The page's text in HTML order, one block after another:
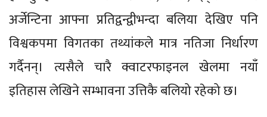
अर्जेन्टिना आफ्ना प्रतिद्वन्द्वीभन्दा बलिया देखिए पनि
विश्वकपमा विगतका तथ्यांकले मात्र नतिजा निर्धारण
गर्दैनन्। त्यसैले चारै क्वाटरफाइनल खेलमा नयाँ
इतिहास लेखिने सम्भावना उत्तिकै बलियो रहेको छ।